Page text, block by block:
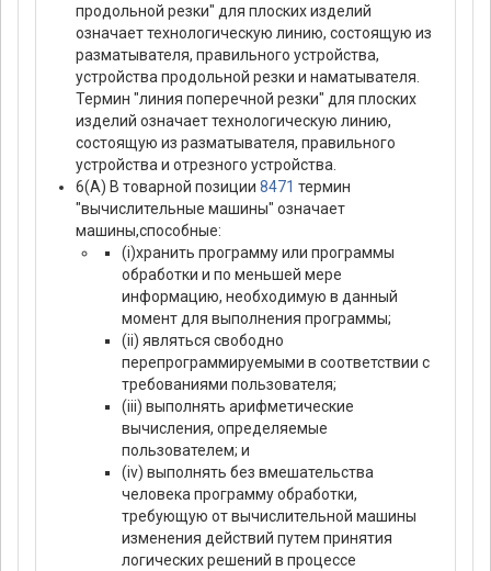
продольной резки" для плоских изделий
означает технологическую линию, состоящую из
разматывателя, правильного устройства,
устройства продольной резки и наматывателя.
Термин "линия поперечной резки" для плоских
изделий означает технологическую линию,
состоящую из разматывателя, правильного
устройства и отрезного устройства.
6(A) В товарной позиции 8471 термин
"вычислительные машины" означает
машины,способные:
(i)хранить программу или программы
обработки и по меньшей мере
информацию, необходимую в данный
момент для выполнения программы;
(ii) являться свободно
перепрограммируемыми в соответствии с
требованиями пользователя;
(iii) выполнять арифметические
вычисления, определяемые
пользователем; и
(iv) выполнять без вмешательства
человека программу обработки,
требующую от вычислительной машины
изменения действий путем принятия
логических решений в процессе